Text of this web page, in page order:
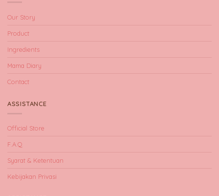
Our Story
Product
Ingredients
Mama Diary
Contact
ASSISTANCE
Official Store
F.A.Q
Syarat & Ketentuan
Kebijakan Privasi